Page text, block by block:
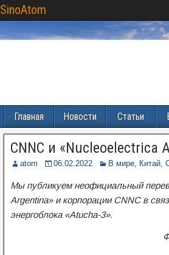
SinoAtom
Главная Новости Статьи
CNNC и «Nucleoelectrica
atom 06.02.2022 В мире, Китай,
Мы публикуем неофициальный
Argentina» и корпорации CNNC в
энергоблока «Atucha-3».